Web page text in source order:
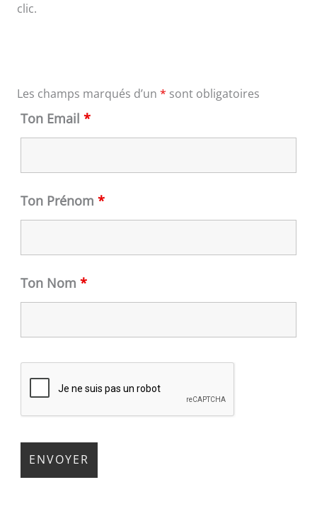
clic.
Les champs marqués d’un * sont obligatoires
Ton Email *
Ton Prénom *
Ton Nom *